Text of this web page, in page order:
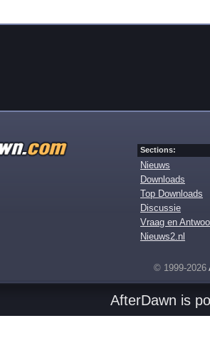
Sections:
Nieuws
Downloads
Top Downloads
Discussie
Vraag en
Nieuws2.nl
© 1999-2026
AfterDawn is